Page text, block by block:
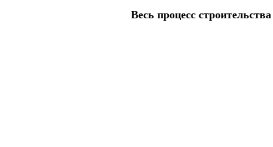
Весь процесс